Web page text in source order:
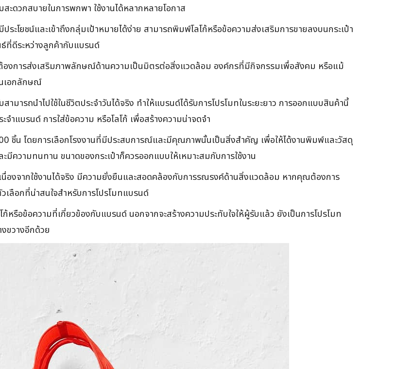
ะดวกสบายในการพกพา ใช้งานได้หลากหลายโอกาส
ะโยชน์และเข้าถึงกลุ่มเป้าหมายได้ง่าย สามารถพิมพ์โลโก้หรือข้อความส่งเสริมการขายลงบนกระเป๋า
ที่ดีระหว่างลูกค้ากับแบรนด์
งการส่งเสริมภาพลักษณ์ด้านความเป็นมิตรต่อสิ่งแวดล้อม องค์กรที่มีกิจกรรมเพื่อสังคม หรือแม้
เอกลักษณ์
มารถนำไปใช้ในชีวิตประจำวันได้จริง ทำให้แบรนด์ได้รับการโปรโมทในระยะยาว การออกแบบสินค้านี้
ำแบรนด์ การใส่ข้อความ หรือโลโก้ เพื่อสร้างความน่าจดจำ
ชิ้น โดยการเลือกโรงงานที่มีประสบการณ์และมีคุณภาพนั้นเป็นสิ่งสำคัญ เพื่อให้ได้งานพิมพ์และวัสดุ
วามทนทาน ขนาดของกระเป๋าก็ควรออกแบบให้เหมาะสมกับการใช้งาน
นื่องจากใช้งานได้จริง มีความยั่งยืนและสอดคล้องกับการรณรงค์ด้านสิ่งแวดล้อม หากคุณต้องการ
ลือกที่น่าสนใจสำหรับการโปรโมทแบรนด์
หรือข้อความที่เกี่ยวข้องกับแบรนด์ นอกจากจะสร้างความประทับใจให้ผู้รับแล้ว ยังเป็นการโปรโมท
ขวางอีกด้วย